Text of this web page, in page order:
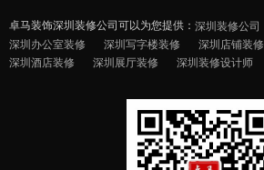
卓马装饰深圳装修公司可以为您提供： 深圳装修公司
深圳办公室装修
深圳写字楼装修 深圳店铺装修
深圳酒店装修
深圳展厅装修 深圳装修设计师